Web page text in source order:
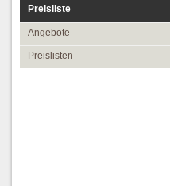
Preisliste
Angebote
Preislisten